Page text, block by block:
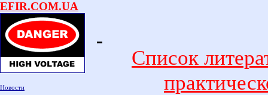
EFIR.COM.UA
Новости
Список